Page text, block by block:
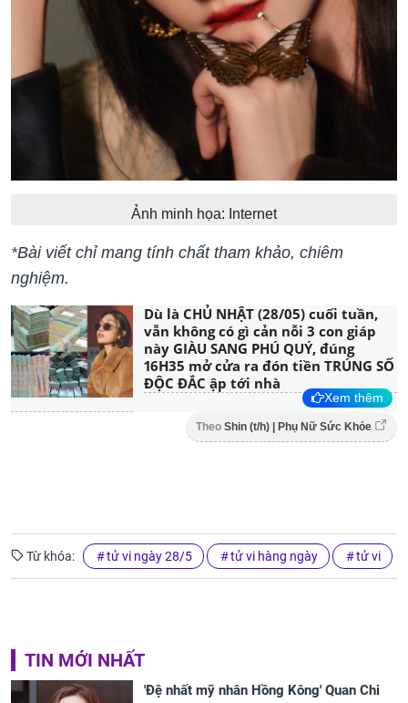
Ảnh minh họa: Internet
​​​​*Bài viết chỉ mang tính chất tham khảo, chiêm
nghiệm.
Dù là CHỦ NHẬT (28/05) cuối tuần,
vẫn không có gì cản nỗi 3 con giáp
này GIÀU SANG PHÚ QUÝ, đúng
16H35 mở cửa ra đón tiền TRÚNG SỐ
ĐỘC ĐẮC ập tới nhà
Xem thêm
Theo Shin (t/h) | Phụ Nữ Sức Khỏe
Từ khóa: tử vi ngày 28/5 tử vi hàng ngày tử vi
TIN MỚI NHẤT
'Đệ nhất mỹ nhân Hồng Kông' Quan Chi